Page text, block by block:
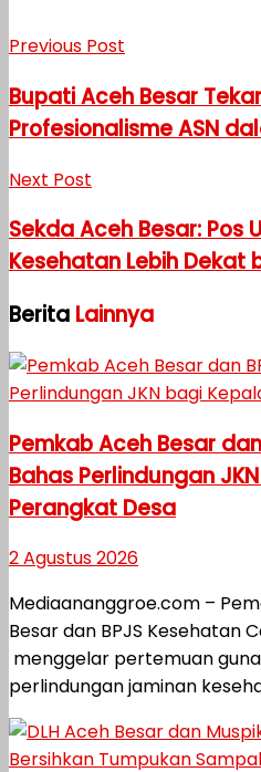
Previous Post
Bupati Aceh Besar
Profesionalisme ASN
Next Post
Sekda Aceh Besar: Pos
Kesehatan Lebih Dekat
Berita Lainnya
Pemkab Aceh Besar
Bahas Perlindungan
Perangkat Desa
2 Agustus 2026
Mediaananggroe.com –
Besar dan BPJS Kesehatan
menggelar pertemuan
perlindungan jaminan